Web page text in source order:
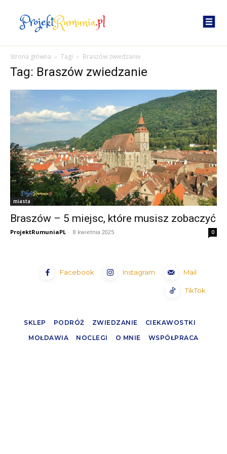
Strona główna Tagi Braszów zwiedzanie
Tag: Braszów zwiedzanie
miasta
Braszów – 5 miejsc, które musisz zobaczyć
ProjektRumuniaPL - 8 kwietnia 2025 0
Facebook Instagram Mail
TikTok
SKLEP PODRÓŻ ZWIEDZANIE
CIEKAWOSTKI
MOŁDAWIA
NOCLEGI O MNIE WSPÓŁPRACA